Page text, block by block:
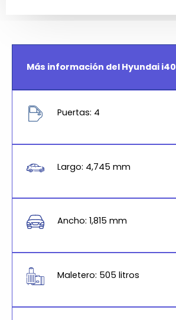
Más información del Hyundai i40
Puertas: 4
Largo: 4,745 mm
Ancho: 1,815 mm
Maletero: 505 litros